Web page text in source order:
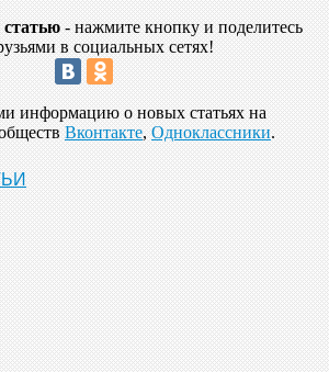
- нажмите кнопку и поделитесь
в социальных сетях!
информацию о новых статьях на
Вконтакте, Одноклассники.